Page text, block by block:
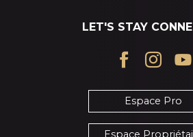
LET'S STAY
Espace Pro
Espace